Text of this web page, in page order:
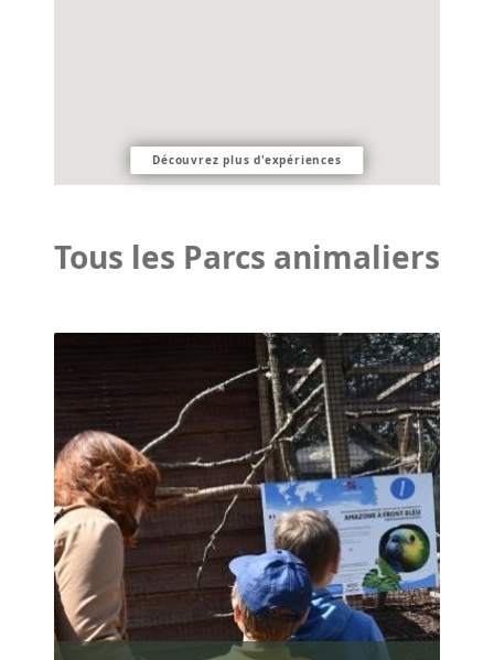
Découvrez plus d'expériences
Tous les Parcs animaliers